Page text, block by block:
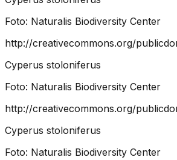
Foto: Naturalis Biodiversity Center
http://creativecommons.org/
Cyperus stoloniferus
Foto: Naturalis Biodiversity Center
http://creativecommons.org/
Cyperus stoloniferus
Foto: Naturalis Biodiversity Center